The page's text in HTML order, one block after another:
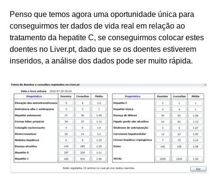
Penso que temos agora uma oportunidade única para
conseguirmos ter dados de vida real em relação ao
tratamento da hepatite C, se conseguirmos colocar estes
doentes no Liver.pt, dado que se os doentes estiverem
inseridos, a análise dos dados pode ser muito rápida.